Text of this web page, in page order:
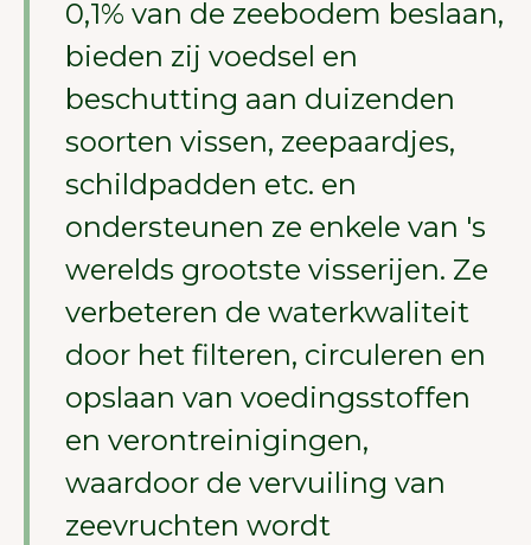
0,1% van de zeebodem beslaan,
bieden zij voedsel en
beschutting aan duizenden
soorten vissen, zeepaardjes,
schildpadden etc. en
ondersteunen ze enkele van 's
werelds grootste visserijen. Ze
verbeteren de waterkwaliteit
door het filteren, circuleren en
opslaan van voedingsstoffen
en verontreinigingen,
waardoor de vervuiling van
zeevruchten wordt